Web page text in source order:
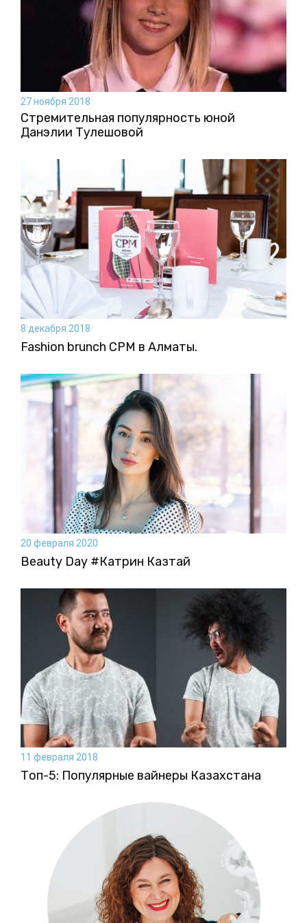
27 ноября 2018
Стремительная популярность юной
Данэлии Тулешовой
8 декабря 2018
Fashion brunch CPM в Алматы.
20 февраля 2020
Beauty Day #Катрин Казтай
11 февраля 2018
Топ-5: Популярные вайнеры Казахстана